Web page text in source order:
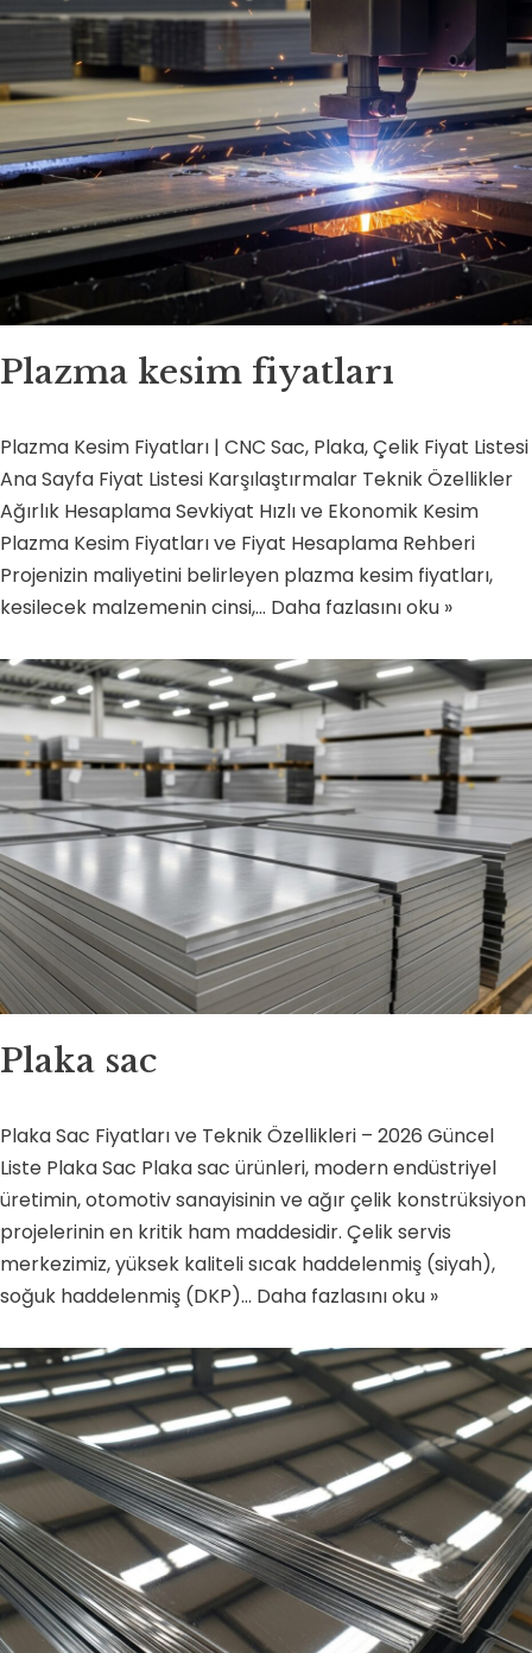
Plazma kesim fiyatları
Plazma Kesim Fiyatları | CNC Sac, Plaka, Çelik Fiyat Listesi
Ana Sayfa Fiyat Listesi Karşılaştırmalar Teknik Özellikler
Ağırlık Hesaplama Sevkiyat Hızlı ve Ekonomik Kesim
Plazma Kesim Fiyatları ve Fiyat Hesaplama Rehberi
Projenizin maliyetini belirleyen plazma kesim fiyatları,
kesilecek malzemenin cinsi,… Daha fazlasını oku »
Plaka sac
Plaka Sac Fiyatları ve Teknik Özellikleri – 2026 Güncel
Liste Plaka Sac Plaka sac ürünleri, modern endüstriyel
üretimin, otomotiv sanayisinin ve ağır çelik konstrüksiyon
projelerinin en kritik ham maddesidir. Çelik servis
merkezimiz, yüksek kaliteli sıcak haddelenmiş (siyah),
soğuk haddelenmiş (DKP)… Daha fazlasını oku »